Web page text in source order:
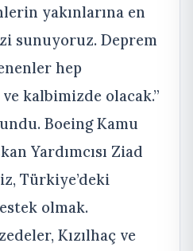
yakınlarına en
sunuyoruz. Deprem
hep
kalbimizde olacak.”
Boeing Kamu
Yardımcısı Ziad
Türkiye’deki
olmak.
Kızılhaç ve